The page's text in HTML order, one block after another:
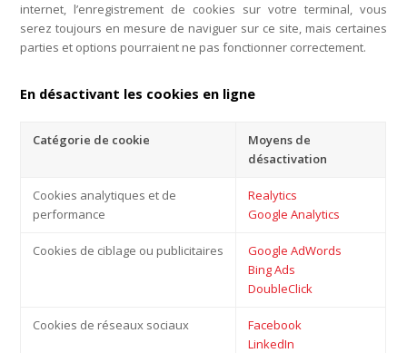
internet, l’enregistrement de cookies sur votre terminal, vous
serez toujours en mesure de naviguer sur ce site, mais certaines
parties et options pourraient ne pas fonctionner correctement.
En désactivant les cookies en ligne
Catégorie de cookie
Moyens de
désactivation
Cookies analytiques et de
performance
Realytics
Google Analytics
Cookies de ciblage ou publicitaires
Google AdWords
Bing Ads
DoubleClick
Cookies de réseaux sociaux
Facebook
LinkedIn